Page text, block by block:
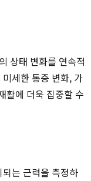
상태 변화를 연속적
세한 통증 변화, 가
활에 더욱 집중할 수
는 근력을 측정하